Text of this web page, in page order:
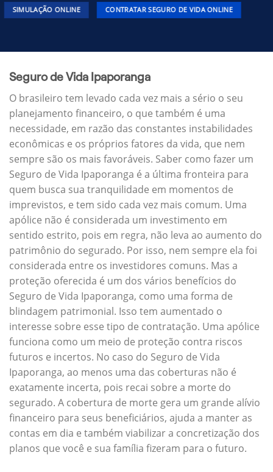
SIMULAÇÃO ONLINE CONTRATAR SEGURO DE VIDA ONLINE
Seguro de Vida Ipaporanga
O brasileiro tem levado cada vez mais a sério o seu
planejamento financeiro, o que também é uma
necessidade, em razão das constantes instabilidades
econômicas e os próprios fatores da vida, que nem
sempre são os mais favoráveis. Saber como fazer um
Seguro de Vida Ipaporanga é a última fronteira para
quem busca sua tranquilidade em momentos de
imprevistos, e tem sido cada vez mais comum. Uma
apólice não é considerada um investimento em
sentido estrito, pois em regra, não leva ao aumento do
patrimônio do segurado. Por isso, nem sempre ela foi
considerada entre os investidores comuns. Mas a
proteção oferecida é um dos vários benefícios do
Seguro de Vida Ipaporanga, como uma forma de
blindagem patrimonial. Isso tem aumentado o
interesse sobre esse tipo de contratação. Uma apólice
funciona como um meio de proteção contra riscos
futuros e incertos. No caso do Seguro de Vida
Ipaporanga, ao menos uma das coberturas não é
exatamente incerta, pois recai sobre a morte do
segurado. A cobertura de morte gera um grande alívio
financeiro para seus beneficiários, ajuda a manter as
contas em dia e também viabilizar a concretização dos
planos que você e sua família fizeram para o futuro.